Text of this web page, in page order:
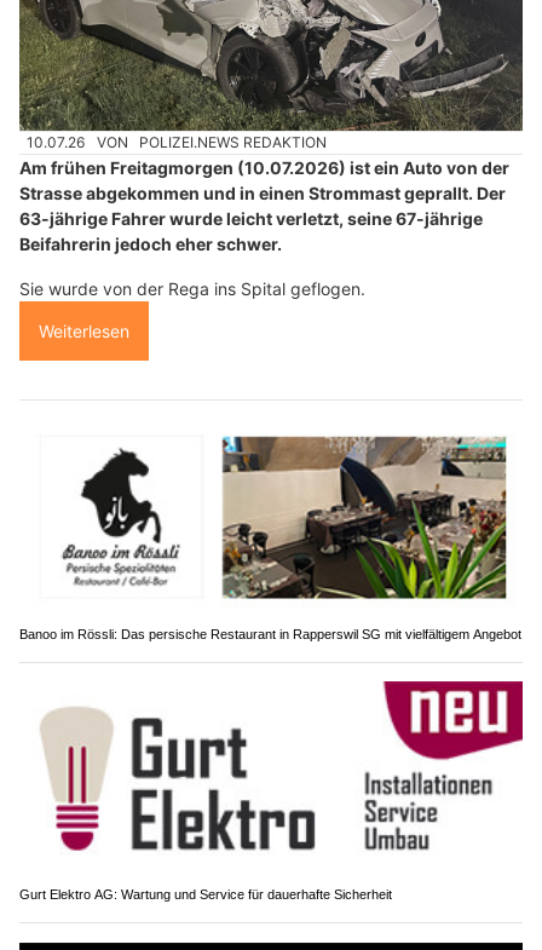
10.07.26 VON POLIZEI.NEWS REDAKTION
Am frühen Freitagmorgen (10.07.2026) ist ein Auto von der
Strasse abgekommen und in einen Strommast geprallt. Der
63-jährige Fahrer wurde leicht verletzt, seine 67-jährige
Beifahrerin jedoch eher schwer.
Sie wurde von der Rega ins Spital geflogen.
Weiterlesen
Banoo im Rössli: Das persische Restaurant in Rapperswil SG mit vielfältigem Angebot
Gurt Elektro AG: Wartung und Service für dauerhafte Sicherheit